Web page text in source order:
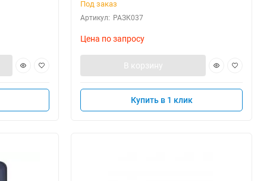
Под заказ
Артикул: РАЗК037
Цена по запросу
В корзину
Купить в 1 клик